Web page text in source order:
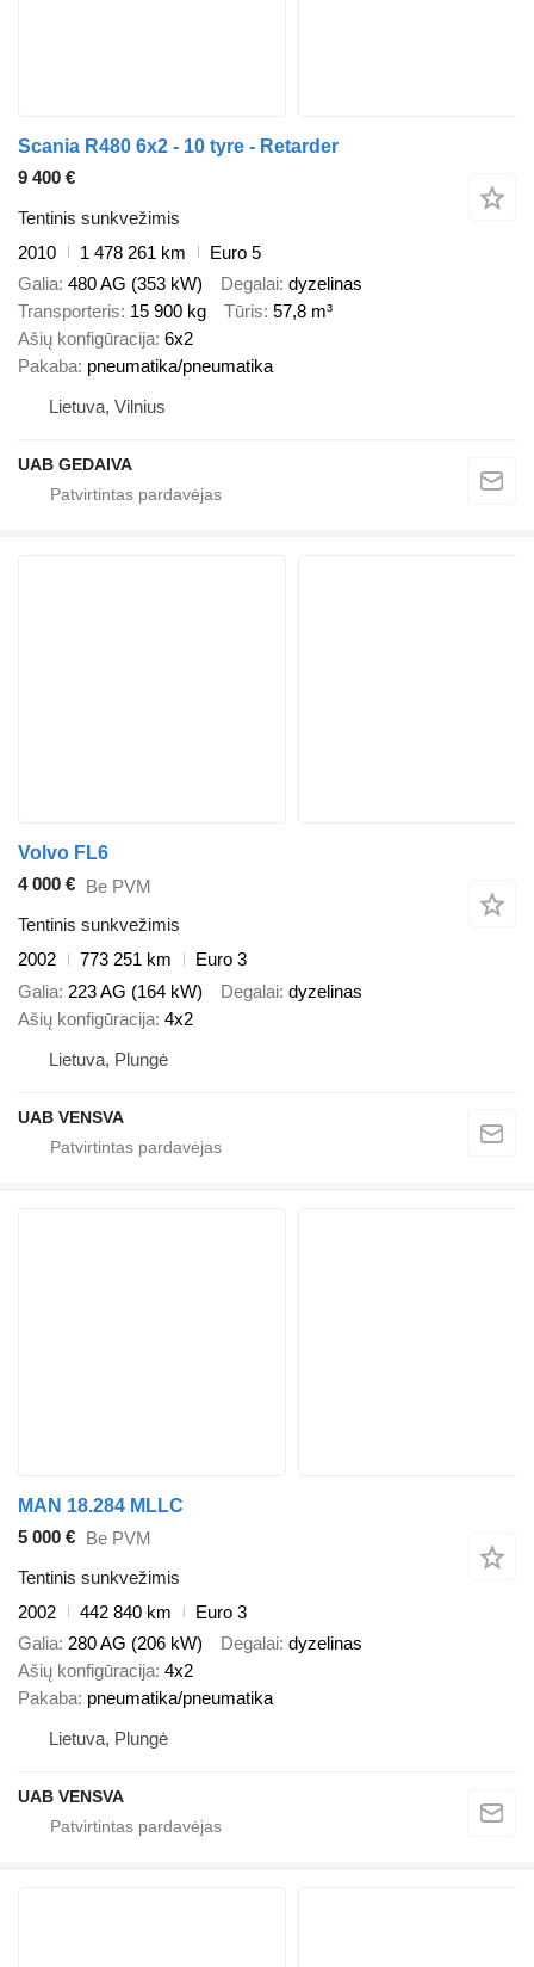
Scania R480 6x2 - 10 tyre - Retarder
9 400 €
Tentinis sunkvežimis
2010
1 478 261 km
Euro 5
Galia 480 AG (353 kW) Degalai dyzelinas
Transporteris 15 900 kg Tūris 57,8 m³
Ašių konfigūracija 6x2
Pakaba pneumatika/pneumatika
Lietuva, Vilnius
UAB GEDAIVA
Volvo FL6
4 000 € Be PVM
Tentinis sunkvežimis
2002
773 251 km
Euro 3
Galia 223 AG (164 kW) Degalai dyzelinas
Ašių konfigūracija 4x2
Lietuva, Plungė
UAB VENSVA
MAN 18.284 MLLC
5 000 €
Be PVM
Tentinis sunkvežimis
2002
442 840 km
Euro 3
Galia 280 AG (206 kW) Degalai dyzelinas
Ašių konfigūracija 4x2
Pakaba pneumatika/pneumatika
Lietuva, Plungė
UAB VENSVA